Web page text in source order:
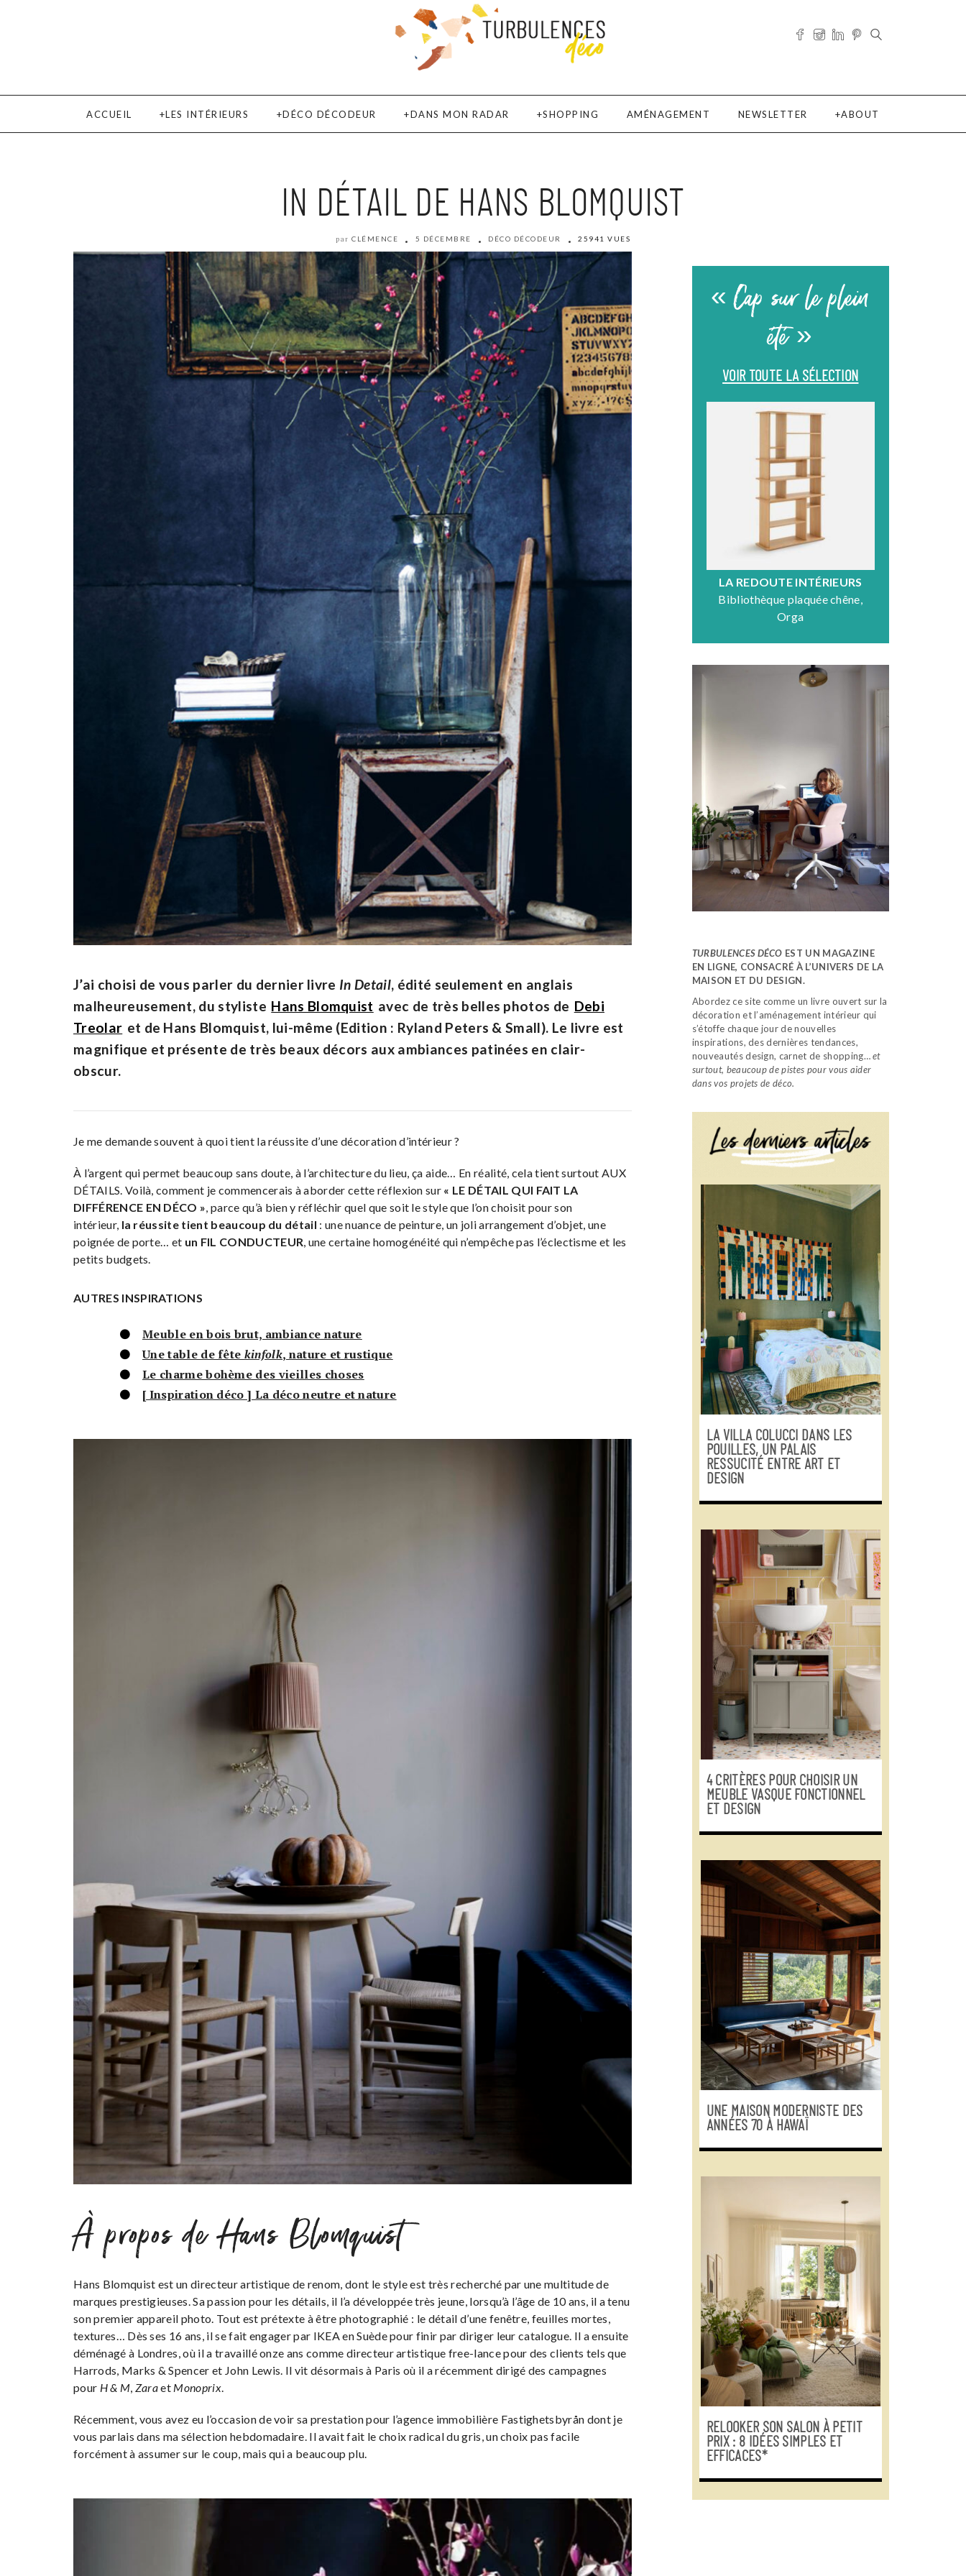
ACCUEIL LES INTÉRIEURS DÉCO DÉCODEUR DANS MON RADAR SHOPPING AMÉNAGEMENT NEWSLETTER ABOUT
IN DÉTAIL DE HANS BLOMQUIST
par CLÉMENCE 5 DÉCEMBRE DÉCO DÉCODEUR 25941 VUES
J’ai choisi de vous parler du dernier livre In Detail, édité seulement en anglais
malheureusement, du styliste Hans Blomquist avec de très belles photos de Debi
Treolar et de Hans Blomquist, lui-même (Edition : Ryland Peters & Small). Le livre est
magnifique et présente de très beaux décors aux ambiances patinées en clair-
obscur.
Je me demande souvent à quoi tient la réussite d’une décoration d’intérieur ?
À l’argent qui permet beaucoup sans doute, à l’architecture du lieu, ça aide… En réalité, cela tient surtout AUX
DÉTAILS. Voilà, comment je commencerais à aborder cette réflexion sur « LE DÉTAIL QUI FAIT LA
DIFFÉRENCE EN DÉCO », parce qu’à bien y réfléchir quel que soit le style que l’on choisit pour son
intérieur, la réussite tient beaucoup du détail : une nuance de peinture, un joli arrangement d’objet, une
poignée de porte… et un FIL CONDUCTEUR, une certaine homogénéité qui n’empêche pas l’éclectisme et les
petits budgets.
AUTRES INSPIRATIONS
Meuble en bois brut, ambiance nature
Une table de fête kinfolk, nature et rustique
Le charme bohème des vieilles choses
[ Inspiration déco ] La déco neutre et nature
À propos de Hans Blomquist
Hans Blomquist est un directeur artistique de renom, dont le style est très recherché par une multitude de
marques prestigieuses. Sa passion pour les détails, il l’a développée très jeune, lorsqu’à l’âge de 10 ans, il a tenu
son premier appareil photo. Tout est prétexte à être photographié : le détail d’une fenêtre, feuilles mortes,
textures… Dès ses 16 ans, il se fait engager par IKEA en Suède pour finir par diriger leur catalogue. Il a ensuite
déménagé à Londres, où il a travaillé onze ans comme directeur artistique free-lance pour des clients tels que
Harrods, Marks & Spencer et John Lewis. Il vit désormais à Paris où il a récemment dirigé des campagnes
pour H & M, Zaraet Monoprix.
Récemment, vous avez eu l’occasion de voir sa prestation pour l’agence immobilière Fastighetsbyrån dont je
vous parlais dans ma sélection hebdomadaire. Il avait fait le choix radical du gris, un choix pas facile
forcément à assumer sur le coup, mais qui a beaucoup plu.
« Cap sur le plein
été »
VOIR TOUTE LA SÉLECTION
LA REDOUTE INTÉRIEURS
Bibliothèque plaquée chêne,
Orga
TURBULENCES DÉCO EST UN MAGAZINE
EN LIGNE, CONSACRÉ À L’UNIVERS DE LA
MAISON ET DU DESIGN.
Abordez ce site comme un livre ouvert sur la
décoration et l’aménagement intérieur qui
s’étoffe chaque jour de nouvelles
inspirations, des dernières tendances,
nouveautés design, carnet de shopping…et
surtout, beaucoup de pistes pour vous aider
dans vos projets de déco.
LA VILLA COLUCCI DANS LES
POUILLES, UN PALAIS
RESSUCITÉ ENTRE ART ET
DESIGN
4 CRITÈRES POUR CHOISIR UN
MEUBLE VASQUE FONCTIONNEL
ET DESIGN
UNE MAISON MODERNISTE DES
ANNÉES 70 À HAWAÏ
RELOOKER SON SALON À PETIT
PRIX : 8 IDÉES SIMPLES ET
EFFICACES*